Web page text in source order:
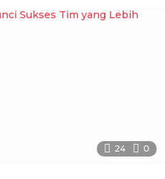
h
24 0